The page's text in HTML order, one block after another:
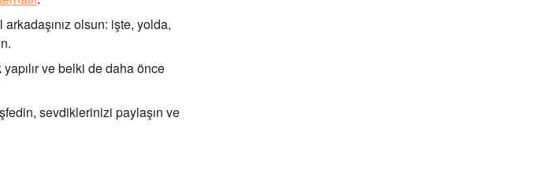
olsun: işte, yolda,
ve belki de daha önce
sevdiklerinizi paylaşın ve